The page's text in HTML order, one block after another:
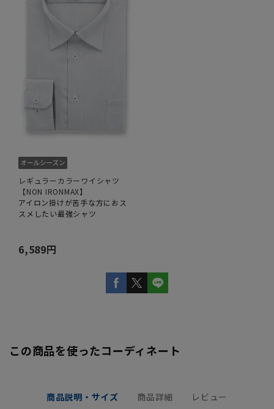
レギュラーカラーワイシャツ
【NON IRONMAX】
アイロン掛けが苦手な方におス
スメしたい最強シャツ
6,589円
この商品を使ったコーディネート
商品説明・サイズ 商品詳細 レビュー